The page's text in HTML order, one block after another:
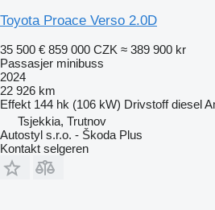
Toyota Proace Verso 2.0D
35 500 € 859 000 CZK ≈ 389 900 kr
Passasjer minibuss
2024
22 926 km
Effekt 144 hk (106 kW) Drivstoff diesel
Tsjekkia, Trutnov
Autostyl s.r.o. - Škoda Plus
Kontakt selgeren